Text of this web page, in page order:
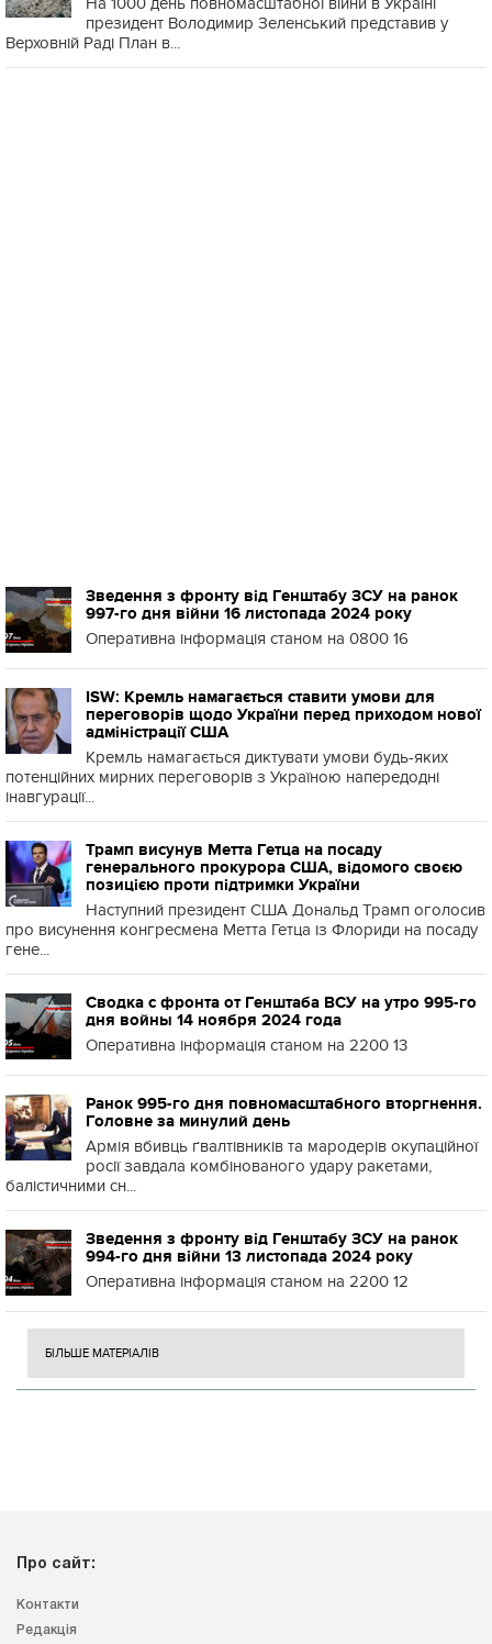
президент Володимир Зеленський представив у
Верховній Раді План в...
Зведення з фронту від Генштабу ЗСУ на ранок
997-го дня війни 16 листопада 2024 року
Оперативна інформація станом на 0800 16
ISW: Кремль намагається ставити умови для
переговорів щодо України перед приходом нової
адміністрації США
Кремль намагається диктувати умови будь-яких
потенційних мирних переговорів з Україною напередодні
інавгурації...
Трамп висунув Метта Гетца на посаду
генерального прокурора США, відомого своєю
позицією проти підтримки України
Наступний президент США Дональд Трамп оголосив
про висунення конгресмена Метта Гетца із Флориди на посаду
гене...
Сводка с фронта от Генштаба ВСУ на утро 995-го
дня войны 14 ноября 2024 года
Оперативна інформація станом на 2200 13
Ранок 995-го дня повномасштабного вторгнення.
Головне за минулий день
Армія вбивць ґвалтівників та мародерів окупаційної
росії завдала комбінованого удару ракетами,
балістичними сн...
Зведення з фронту від Генштабу ЗСУ на ранок
994-го дня війни 13 листопада 2024 року
Оперативна інформація станом на 2200 12
БІЛЬШЕ МАТЕРІАЛІВ
Про сайт:
Контакти
Редакція